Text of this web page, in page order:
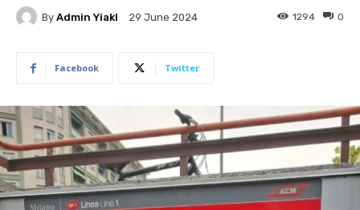
By Admin Yiakl 29 June 2024 0
1294
Facebook Twitter